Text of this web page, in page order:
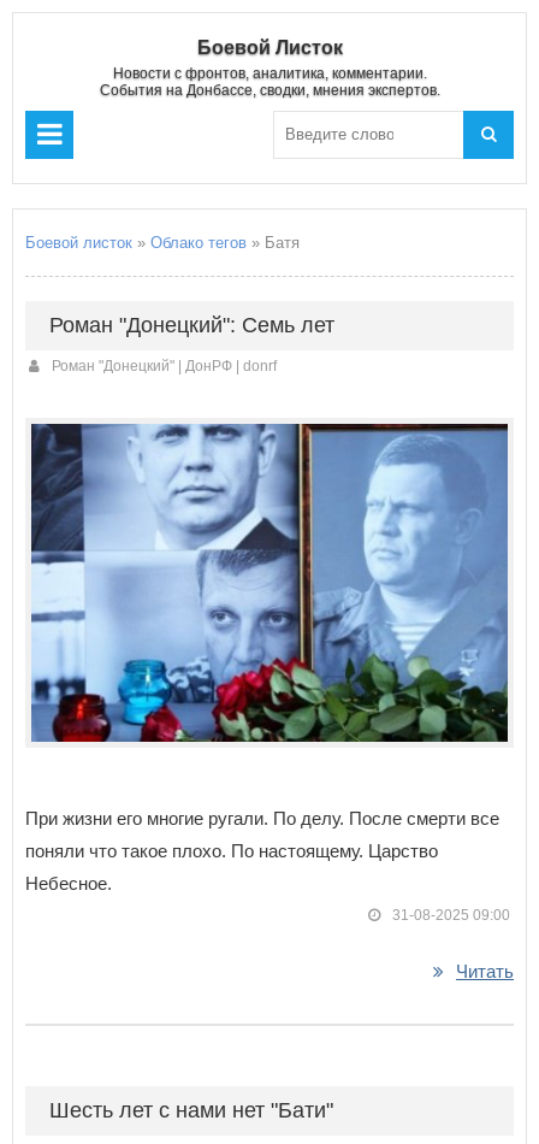
Боевой Листок
Новости с фронтов, аналитика, комментарии.
События на Донбассе, сводки, мнения экспертов.
Боевой листок » Облако тегов » Батя
Роман "Донецкий": Семь лет
Роман "Донецкий" | ДонРФ | donrf
При жизни его многие ругали. По делу. После смерти все
поняли что такое плохо. По настоящему. Царство
Небесное.
31-08-2025 09:00
Читать
Шесть лет с нами нет "Бати"